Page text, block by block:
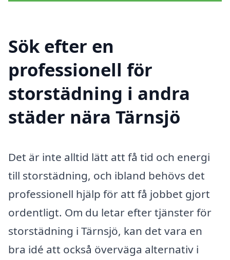
Sök efter en
professionell för
storstädning i andra
städer nära Tärnsjö
Det är inte alltid lätt att få tid och energi
till storstädning, och ibland behövs det
professionell hjälp för att få jobbet gjort
ordentligt. Om du letar efter tjänster för
storstädning i Tärnsjö, kan det vara en
bra idé att också överväga alternativ i